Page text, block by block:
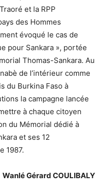
et la RPP
des Hommes
évoqué le cas de
pour Sankara », portée
Thomas-Sankara. Au
de l’intérieur comme
du Burkina Faso à
la campagne lancée
à chaque citoyen
du Mémorial dédié à
et ses 12
1987.
Wanlé Gérard COULIBALY